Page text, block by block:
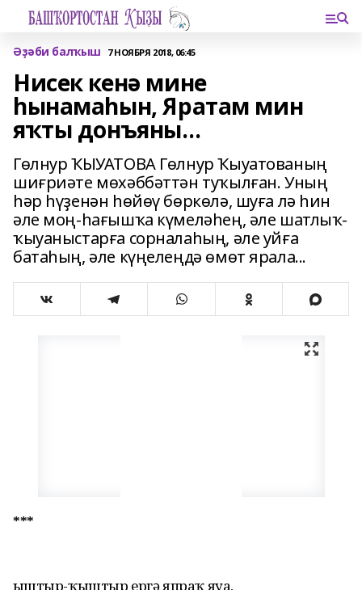
Әҙәби балҡыш 7 НОЯБРЯ 2018, 06:45
Нисек кенә мине
һынамаһын, Яратам мин
яҡты донъяны…
Гөлнур ҠЫУАТОВА Гөлнур Ҡыуатованың
шиғриәте мөхәббәттән туҡылған. Уның
һәр һүҙенән һөйөү бөркөлә, шуға лә һин
әле моң-һағышҡа күмеләһең, әле шатлыҡ-
ҡыуаныстарға сорналаһың, әле уйға
батаһың, әле күңелеңдә өмөт ярала...
***
Ҡыштыр-ҡыштыр ергә япраҡ яуа,